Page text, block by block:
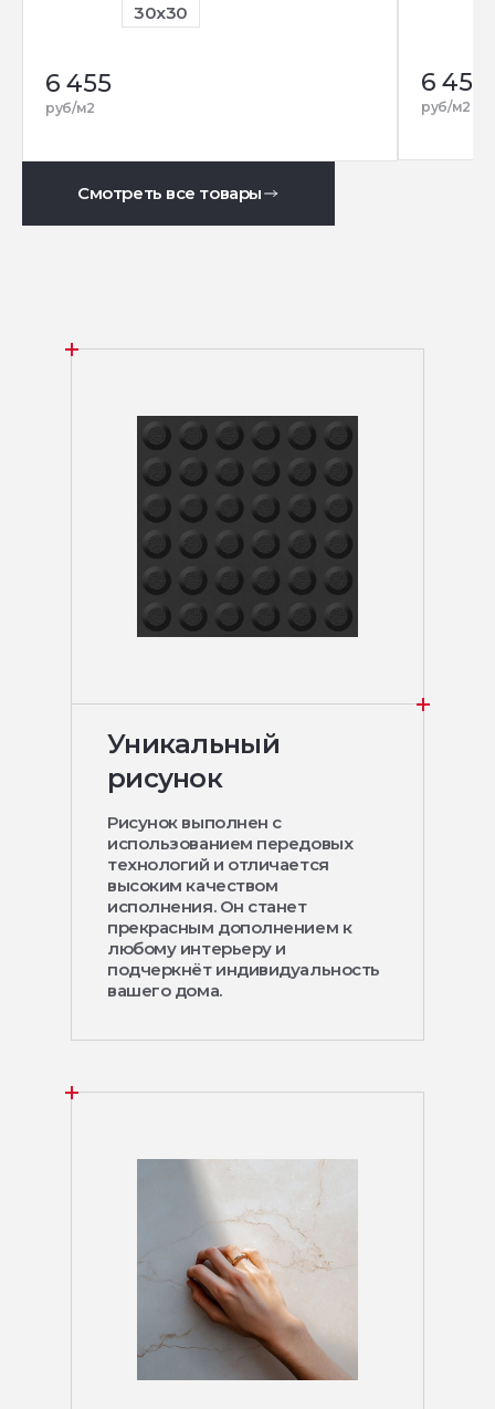
30x30
6 455
руб/м2
6 455
руб/м2
Смотреть все товары
Уникальный
рисунок
Рисунок выполнен с
использованием передовых
технологий и отличается
высоким качеством
исполнения. Он станет
прекрасным дополнением к
любому интерьеру и
подчеркнёт индивидуальность
вашего дома.